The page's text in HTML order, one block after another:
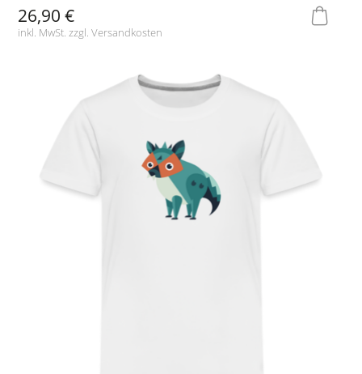
26,90 €
inkl. MwSt. zzgl.Versandkosten